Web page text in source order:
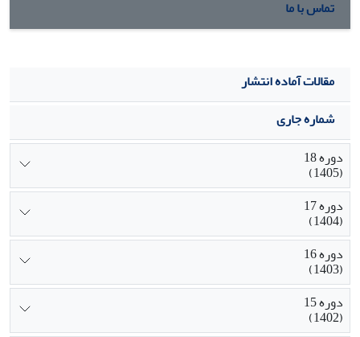
تماس با ما
مقالات آماده انتشار
شماره جاری
دوره 18
(1405)
دوره 17
(1404)
دوره 16
(1403)
دوره 15
(1402)